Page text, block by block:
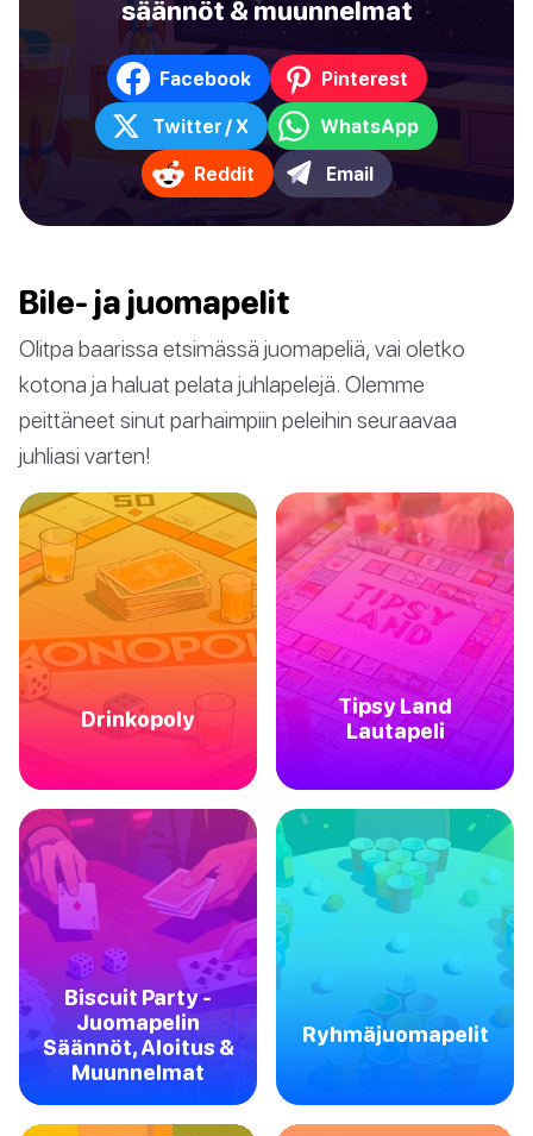
säännöt & muunnelmat
Facebook Pinterest
Twitter / X WhatsApp
Reddit Email
Bile- ja juomapelit
Olitpa baarissa etsimässä juomapeliä, vai oletko
kotona ja haluat pelata juhlapelejä. Olemme
peittäneet sinut parhaimpiin peleihin seuraavaa
juhliasi varten!
Drinkopoly
Tipsy Land
Lautapeli
Biscuit Party -
Juomapelin
Säännöt, Aloitus &
Muunnelmat
Ryhmäjuomapelit